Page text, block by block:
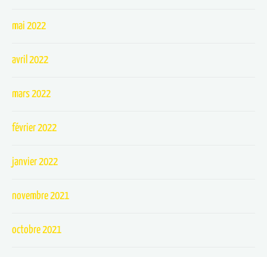
mai 2022
avril 2022
mars 2022
février 2022
janvier 2022
novembre 2021
octobre 2021